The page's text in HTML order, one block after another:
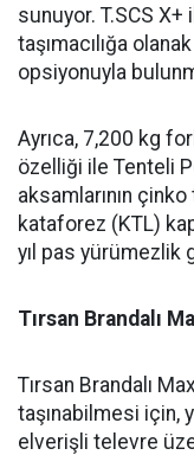
sunuyor. T.SCS
taşımacılığa
opsiyonuyla
Ayrıca, 7,200 kg
özelliği ile Tenteli
aksamlarının
kataforez (KTL)
yıl pas yürümezlik
Tırsan Brandalı
Tırsan Brandalı
taşınabilmesi için,
elverişli televre